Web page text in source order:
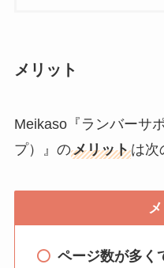
メリット
Meikaso『ランバーサ
プ）』のメリットは次
ページ数が多く